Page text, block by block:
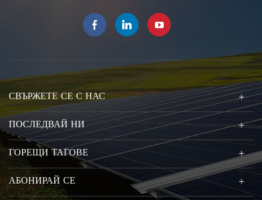
СВЪРЖЕТЕ СЕ С НАС
ПОСЛЕДВАЙ НИ
ГОРЕЩИ ТАГОВЕ
АБОНИРАЙ СЕ